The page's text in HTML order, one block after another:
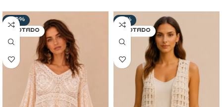
-20%
AGOTADO
-11%
AGOTADO